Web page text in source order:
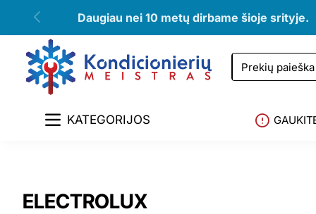
Daugiau nei 10 metų dirbame šioje srityje.
Prekių
paieška
KATEGORIJOS
ELECTROLUX